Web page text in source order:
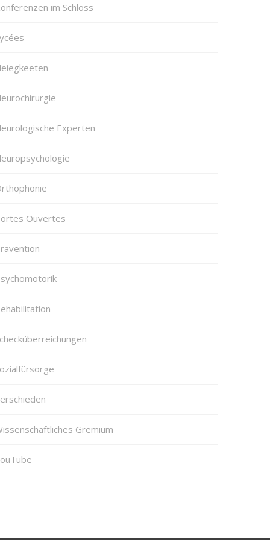
im Schloss
Experten
Ouvertes
Gremium